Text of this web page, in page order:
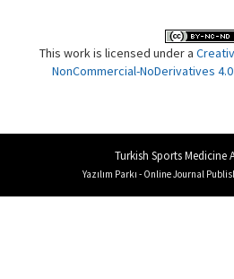
This work is licensed under a
NonCommercial-NoDerivatives
Turkish Sports Medicine
Yazılım Parkı - Online Journal